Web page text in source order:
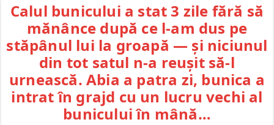
Calul bunicului a stat 3 zile fără să
mănânce după ce l-am dus pe
stăpânul lui la groapă — și niciunul
din tot satul n-a reușit să-l
urnească. Abia a patra zi, bunica a
intrat în grajd cu un lucru vechi al
bunicului în mână…